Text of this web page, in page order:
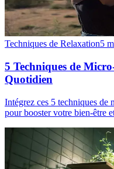
Techniques de Relaxation5
5 Techniques de
Quotidien
Intégrez ces 5 techniques
pour booster votre bien-être